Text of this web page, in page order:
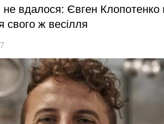
вдалося: Євген Клопотенко
свого ж весілля